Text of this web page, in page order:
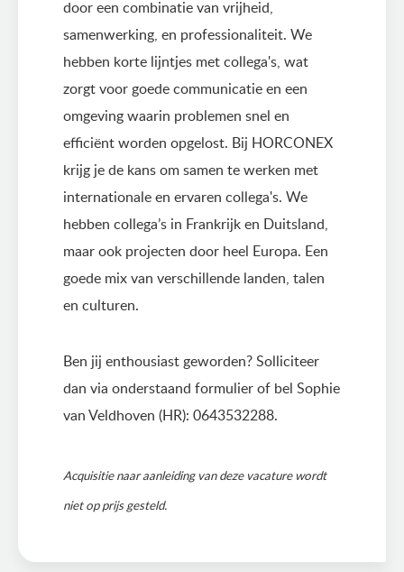
door een combinatie van vrijheid,
samenwerking, en professionaliteit. We
hebben korte lijntjes met collega's, wat
zorgt voor goede communicatie en een
omgeving waarin problemen snel en
efficiënt worden opgelost. Bij HORCONEX
krijg je de kans om samen te werken met
internationale en ervaren collega's. We
hebben collega’s in Frankrijk en Duitsland,
maar ook projecten door heel Europa. Een
goede mix van verschillende landen, talen
en culturen.
Ben jij enthousiast geworden? Solliciteer
dan via onderstaand formulier of bel Sophie
van Veldhoven (HR): 0643532288.
Acquisitie naar aanleiding van deze vacature wordt
niet op prijs gesteld.